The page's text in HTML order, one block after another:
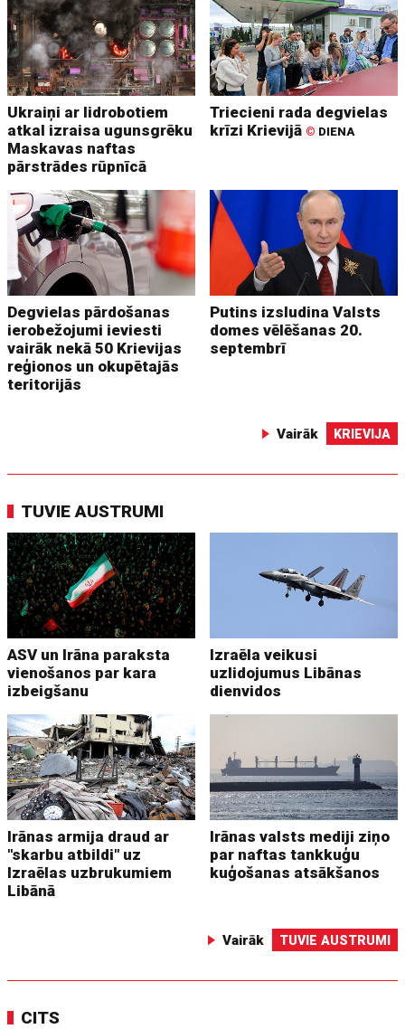
Ukraiņi ar lidrobotiem
atkal izraisa ugunsgrēku
Maskavas naftas
pārstrādes rūpnīcā
Triecieni rada degvielas
krīzi Krievijā © DIENA
Degvielas pārdošanas
ierobežojumi ieviesti
vairāk nekā 50 Krievijas
reģionos un okupētajās
teritorijās
Putins izsludina Valsts
domes vēlēšanas 20.
septembrī
Vairāk KRIEVIJA
TUVIE AUSTRUMI
ASV un Irāna paraksta
vienošanos par kara
izbeigšanu
Izraēla veikusi
uzlidojumus Libānas
dienvidos
Irānas armija draud ar
"skarbu atbildi" uz
Izraēlas uzbrukumiem
Libānā
Irānas valsts mediji ziņo
par naftas tankkuģu
kuģošanas atsākšanos
Vairāk TUVIE AUSTRUMI
CITS